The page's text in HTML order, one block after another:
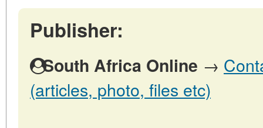
Publisher:
South Africa Online →
(articles, photo, files etc)